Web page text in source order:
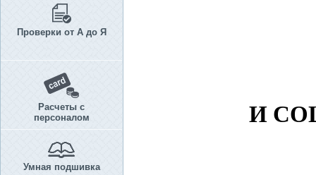
Проверки от А до Я
Расчеты с
персоналом
Умная подшивка
И